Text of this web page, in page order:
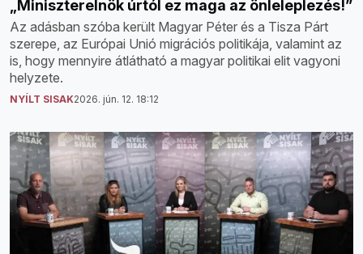
„Miniszterelnök úrtól ez maga az önleleplezés!”
Az adásban szóba került Magyar Péter és a Tisza Párt
szerepe, az Európai Unió migrációs politikája, valamint az
is, hogy mennyire átlátható a magyar politikai elit vagyoni
helyzete.
NYÍLT SISAK2026. jún. 12. 18:12